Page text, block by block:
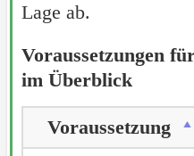
Lage ab.
Voraussetzungen
im Überblick
Voraussetzung